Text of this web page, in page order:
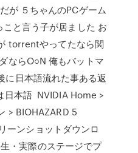
が ５ちゃんのPCゲーム
と言う子が居ました お
torrentやってたなら関
ならO○N 俺もバットマ
に日本語流れた事ある返
日本語 NVIDIA Home >
> BIOHAZARD 5
ーンショットダウンロ
・実際のステージでプ